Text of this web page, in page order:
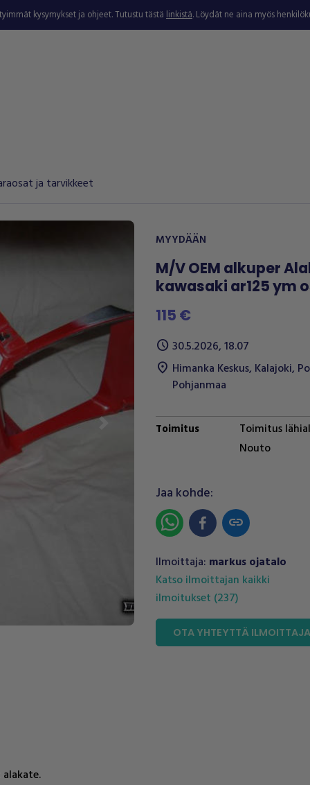
kysymykset ja ohjeet. Tutustu tästälinkistä. Löydät ne aina myös
ja tarvikkeet
MYYDÄÄN
M/V OEM alkuper
kawasaki ar125 ym
115 €
schedule 30.5.2026, 18.07
location_on Himanka Keskus, Kalajoki,
Pohjanmaa
Toimitus
Toimitus
Nouto
Jaa kohde:
link
Ilmoittaja: markus ojatalo
Katso ilmoittajan kaikki
ilmoitukset (237)
OTA YHTEYTTÄ